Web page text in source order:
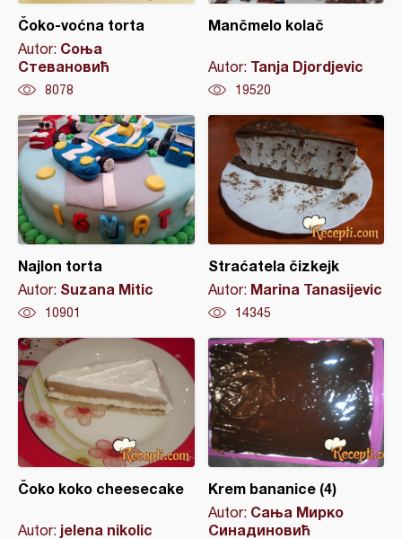
Čoko-voćna torta
Autor: Соња
Стевановић
8078
Mančmelo kolač
Autor: Tanja Djordjevic
19520
Najlon torta
Autor: Suzana Mitic
10901
Straćatela čizkejk
Autor: Marina Tanasijevic
14345
Čoko koko cheesecake
Autor: jelena nikolic
Krem bananice (4)
Autor: Сања Мирко
Синадиновић